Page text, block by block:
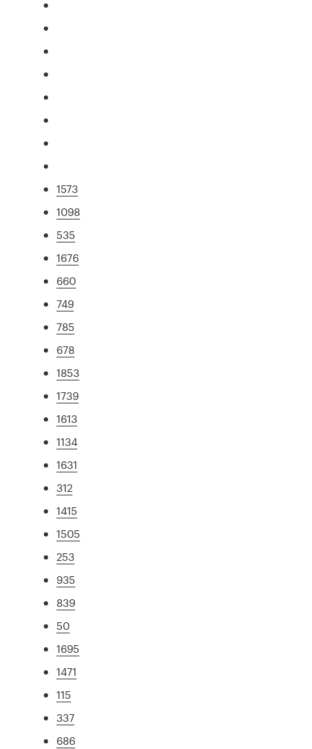
1573
1098
535
1676
660
749
785
678
1853
1739
1613
1134
1631
312
1415
1505
253
935
839
50
1695
1471
115
337
686